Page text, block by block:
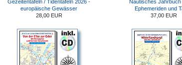
Gezeitentafeln / Tidentafeln 2026 -
europäische Gewässer
28,00 EUR
Nautisches Jahrbuch
Ephemeriden und
37,00 EUR